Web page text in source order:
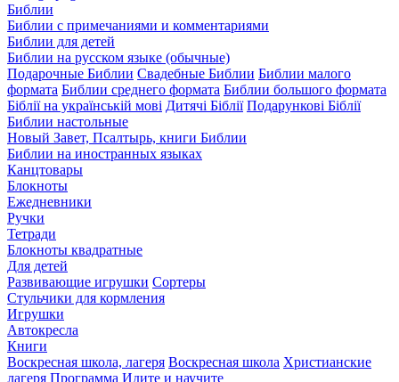
Библии
Библии с примечаниями и комментариями
Библии для детей
Библии на русском языке (обычные)
Подарочные Библии Свадебные Библии Библии малого
формата Библии среднего формата Библии большого формата
Біблії на українській мові Дитячі Біблії Подарункові Біблії
Библии настольные
Новый Завет, Псалтырь, книги Библии
Библии на иностранных языках
Канцтовары
Блокноты
Ежедневники
Ручки
Тетради
Блокноты квадратные
Для детей
Развивающие игрушки Сортеры
Стульчики для кормления
Игрушки
Автокресла
Книги
Воскресная школа, лагеря Воскресная школа Христианские
лагеря Программа Идите и научите